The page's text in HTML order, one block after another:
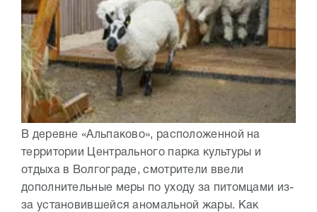
В деревне «Альпаково», расположенной на
территории Центрального парка культуры и
отдыха в Волгограде, смотрители ввели
дополнительные меры по уходу за питомцами из-
за установившейся аномальной жары. Как